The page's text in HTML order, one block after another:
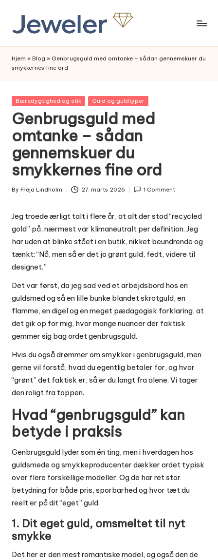
content
Hjem » Blog » Genbrugsguld med omtanke – sådan gennemskuer du
smykkernes fine ord
Posted
Bæredygtighed og etik Guld og guldtyper
Genbrugsguld med
omtanke – sådan
gennemskuer du
smykkernes fine ord
Posted
By Freja Lindholm 27. marts 2026 1 Comment
Jeg troede ærligt talt i flere år, at alt der stod “recycled
gold” på, nærmest var klimaneutralt per definition. Jeg
har uden at blinke stået i en butik, nikket beundrende og
tænkt: “Nå, men så er det jo grønt guld, fedt, videre til
designet.”
Det var først, da jeg sad ved et arbejdsbord hos en
guldsmed og så en lille bunke blandet skrotguld, en
flamme, en digel og en meget pædagogisk forklaring, at
det gik op for mig, hvor mange nuancer der faktisk
gemmer sig bag ordet genbrugsguld.
Hvis du også drømmer om smykker i genbrugsguld, men
gerne vil forstå, hvad du egentlig betaler for, og hvor
“grønt” det faktisk er, så er du langt fra alene. Vi tager
den roligt fra toppen.
Hvad “genbrugsguld” kan
betyde i praksis
Genbrugsguld lyder som én ting, men i hverdagen hos
guldsmede og smykkeproducenter dækker ordet typisk
over flere forskellige modeller. Og de har ret stor
betydning for både pris, sporbarhed og hvor tæt du
reelt er på dit “eget” guld.
1. Dit eget guld, omsmeltet til nyt
smykke
Det her er den mest romantiske model, og også den de